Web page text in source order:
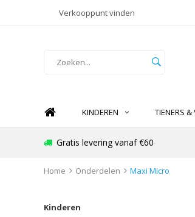
Verkooppunt vinden
KINDEREN TIENERS &
Gratis levering vanaf €60
Home Onderdelen Maxi Micro
Kinderen